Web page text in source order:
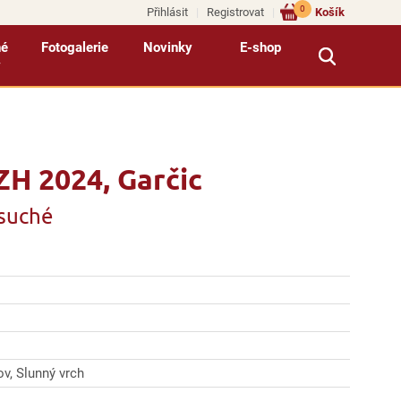
Přihlásit Registrovat Košík
0
Fotogalerie Novinky E-shop
2024, Garčic
Slunný vrch